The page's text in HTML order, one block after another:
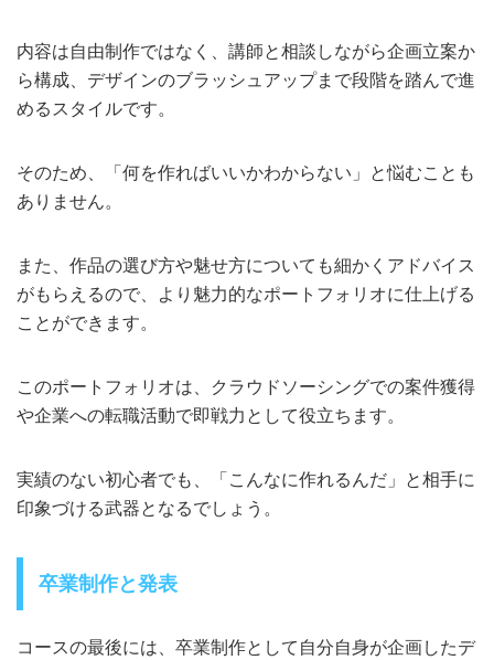
内容は自由制作ではなく、講師と相談しながら企画立案か
ら構成、デザインのブラッシュアップまで段階を踏んで進
めるスタイルです。
そのため、「何を作ればいいかわからない」と悩むことも
ありません。
また、作品の選び方や魅せ方についても細かくアドバイス
がもらえるので、より魅力的なポートフォリオに仕上げる
ことができます。
このポートフォリオは、クラウドソーシングでの案件獲得
や企業への転職活動で即戦力として役立ちます。
実績のない初心者でも、「こんなに作れるんだ」と相手に
印象づける武器となるでしょう。
卒業制作と発表
コースの最後には、卒業制作として自分自身が企画したデ